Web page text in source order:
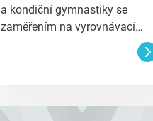
a kondiční gymnastiky se
zaměřením na vyrovnávací…